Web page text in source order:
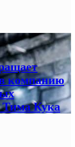
компанию
Тима Кука